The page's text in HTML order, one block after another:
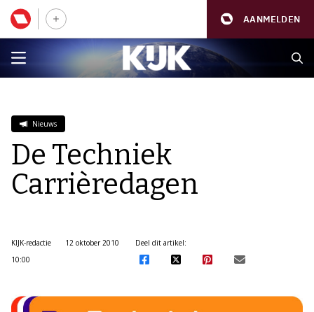
AANMELDEN
Nieuws
De Techniek
Carrièredagen
KIJK-redactie
12 oktober 2010
10:00
Deel dit artikel: